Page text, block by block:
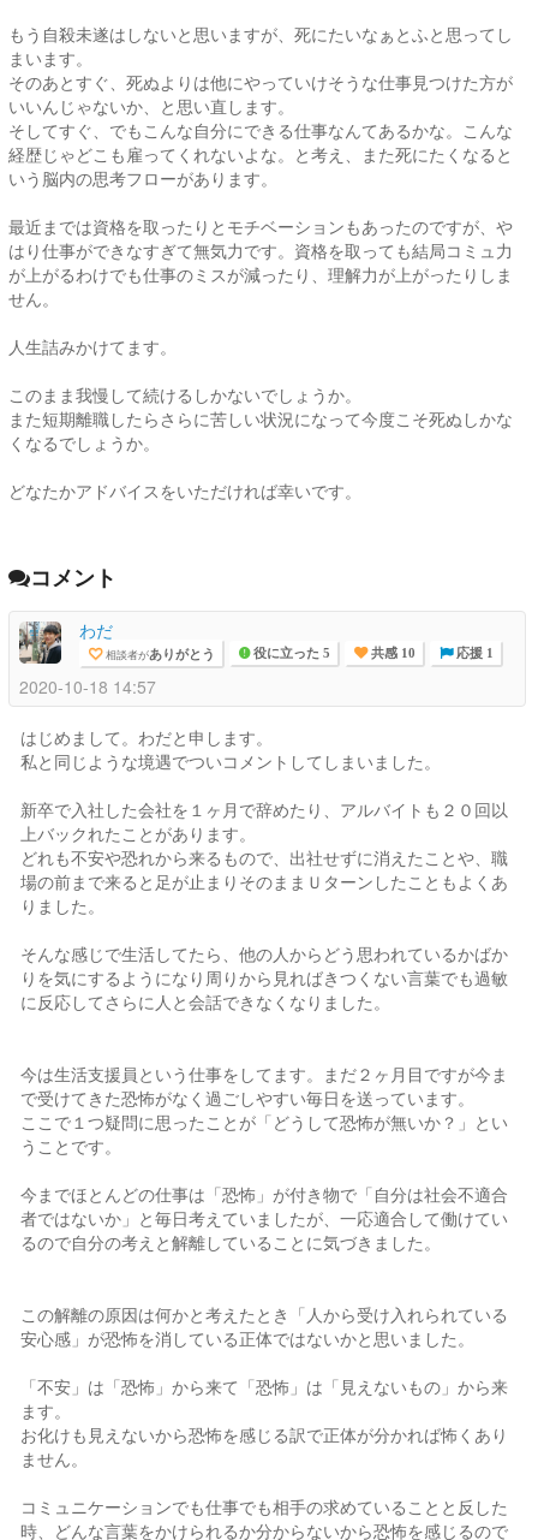
もう自殺未遂はしないと思いますが、死にたいなぁとふと思ってし
まいます。
そのあとすぐ、死ぬよりは他にやっていけそうな仕事見つけた方が
いいんじゃないか、と思い直します。
そしてすぐ、でもこんな自分にできる仕事なんてあるかな。こんな
経歴じゃどこも雇ってくれないよな。と考え、また死にたくなると
いう脳内の思考フローがあります。
最近までは資格を取ったりとモチベーションもあったのですが、や
はり仕事ができなすぎて無気力です。資格を取っても結局コミュ力
が上がるわけでも仕事のミスが減ったり、理解力が上がったりしま
せん。
人生詰みかけてます。
このまま我慢して続けるしかないでしょうか。
また短期離職したらさらに苦しい状況になって今度こそ死ぬしかな
くなるでしょうか。
どなたかアドバイスをいただければ幸いです。
コメント
わだ
相談者がありがとう 役に立った 5 共感 10 応援 1
2020-10-18 14:57
はじめまして。わだと申します。
私と同じような境遇でついコメントしてしまいました。
新卒で入社した会社を１ヶ月で辞めたり、アルバイトも２０回以
上バックれたことがあります。
どれも不安や恐れから来るもので、出社せずに消えたことや、職
場の前まで来ると足が止まりそのままＵターンしたこともよくあ
りました。
そんな感じで生活してたら、他の人からどう思われているかばか
りを気にするようになり周りから見ればきつくない言葉でも過敏
に反応してさらに人と会話できなくなりました。
今は生活支援員という仕事をしてます。まだ２ヶ月目ですが今ま
で受けてきた恐怖がなく過ごしやすい毎日を送っています。
ここで１つ疑問に思ったことが「どうして恐怖が無いか？」とい
うことです。
今までほとんどの仕事は「恐怖」が付き物で「自分は社会不適合
者ではないか」と毎日考えていましたが、一応適合して働けてい
るので自分の考えと解離していることに気づきました。
この解離の原因は何かと考えたとき「人から受け入れられている
安心感」が恐怖を消している正体ではないかと思いました。
「不安」は「恐怖」から来て「恐怖」は「見えないもの」から来
ます。
お化けも見えないから恐怖を感じる訳で正体が分かれば怖くあり
ません。
コミュニケーションでも仕事でも相手の求めていることと反した
時、どんな言葉をかけられるか分からないから恐怖を感じるので